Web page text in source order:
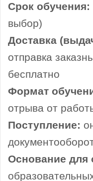
Срок обучения:
выбор)
Доставка
отправка
бесплатно
Формат
отрыва от
Поступление:
Основание для